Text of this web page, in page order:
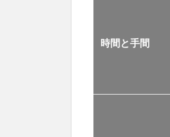
時間と手間